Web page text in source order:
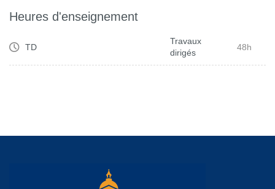
Heures d'enseignement
TD
Travaux
dirigés
48h